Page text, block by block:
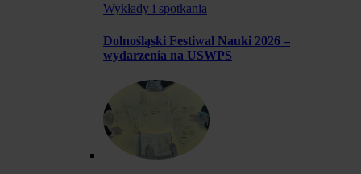
Wykłady i spotkania
Dolnośląski Festiwal Nauki 2026 –
wydarzenia na USWPS